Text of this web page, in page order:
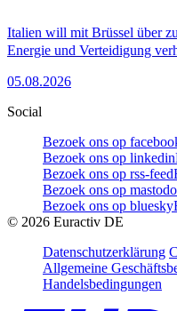
Italien will mit Brüssel über
Energie und Verteidigung
05.08.2026
Social
Bezoek ons op
Bezoek ons op linkedin
Bezoek ons op rss-feed
Bezoek ons op
Bezoek ons op bluesky
© 2026 Euractiv DE
Datenschutzerklärung
Allgemeine
Handelsbedingungen